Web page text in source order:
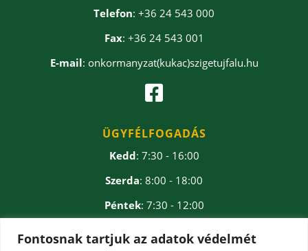
Fontosnak tartjuk az adatok védelmét
Telefon: +36 24 543 000
Fax: +36 24 543 001
E-mail: onkormanyzat(kukac)szigetujfalu.hu

ÜGYFÉLFOGADÁS
Kedd: 7:30 - 16:00
Szerda: 8:00 - 18:00
Péntek: 7:30 - 12:00